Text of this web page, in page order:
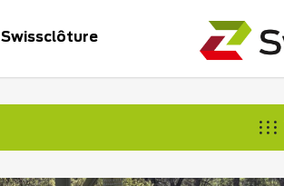
Swissclôture